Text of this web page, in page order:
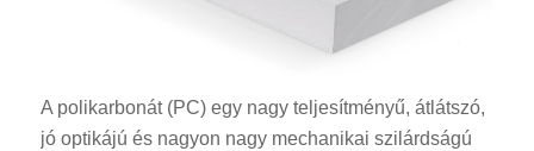
A polikarbonát (PC) egy nagy teljesítményű, átlátszó,
jó optikájú és nagyon nagy mechanikai szilárdságú